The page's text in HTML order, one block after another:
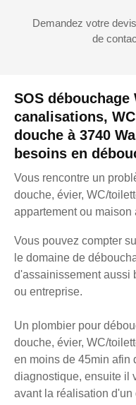
SOS débouchage
canalisations,
douche à 3740
besoins en
Vous rencontre un
douche, évier, WC/
appartement ou maison
Vous pouvez compter
le domaine de
d'assainissement aussi
ou entreprise.
Un plombier pour
douche, évier, WC/
en moins de 45min afin
diagnostique, ensuite il
avant la réalisation
Demandez votre
de